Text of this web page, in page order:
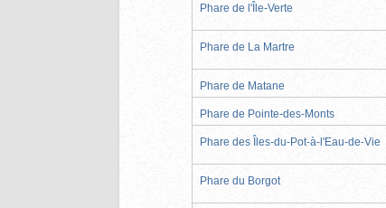
Phare de l'Île-Verte
Phare de La Martre
Phare de Matane
Phare de Pointe-des-Monts
Phare des Îles-du-Pot-à-l'Eau-de-Vie
Phare du Borgot